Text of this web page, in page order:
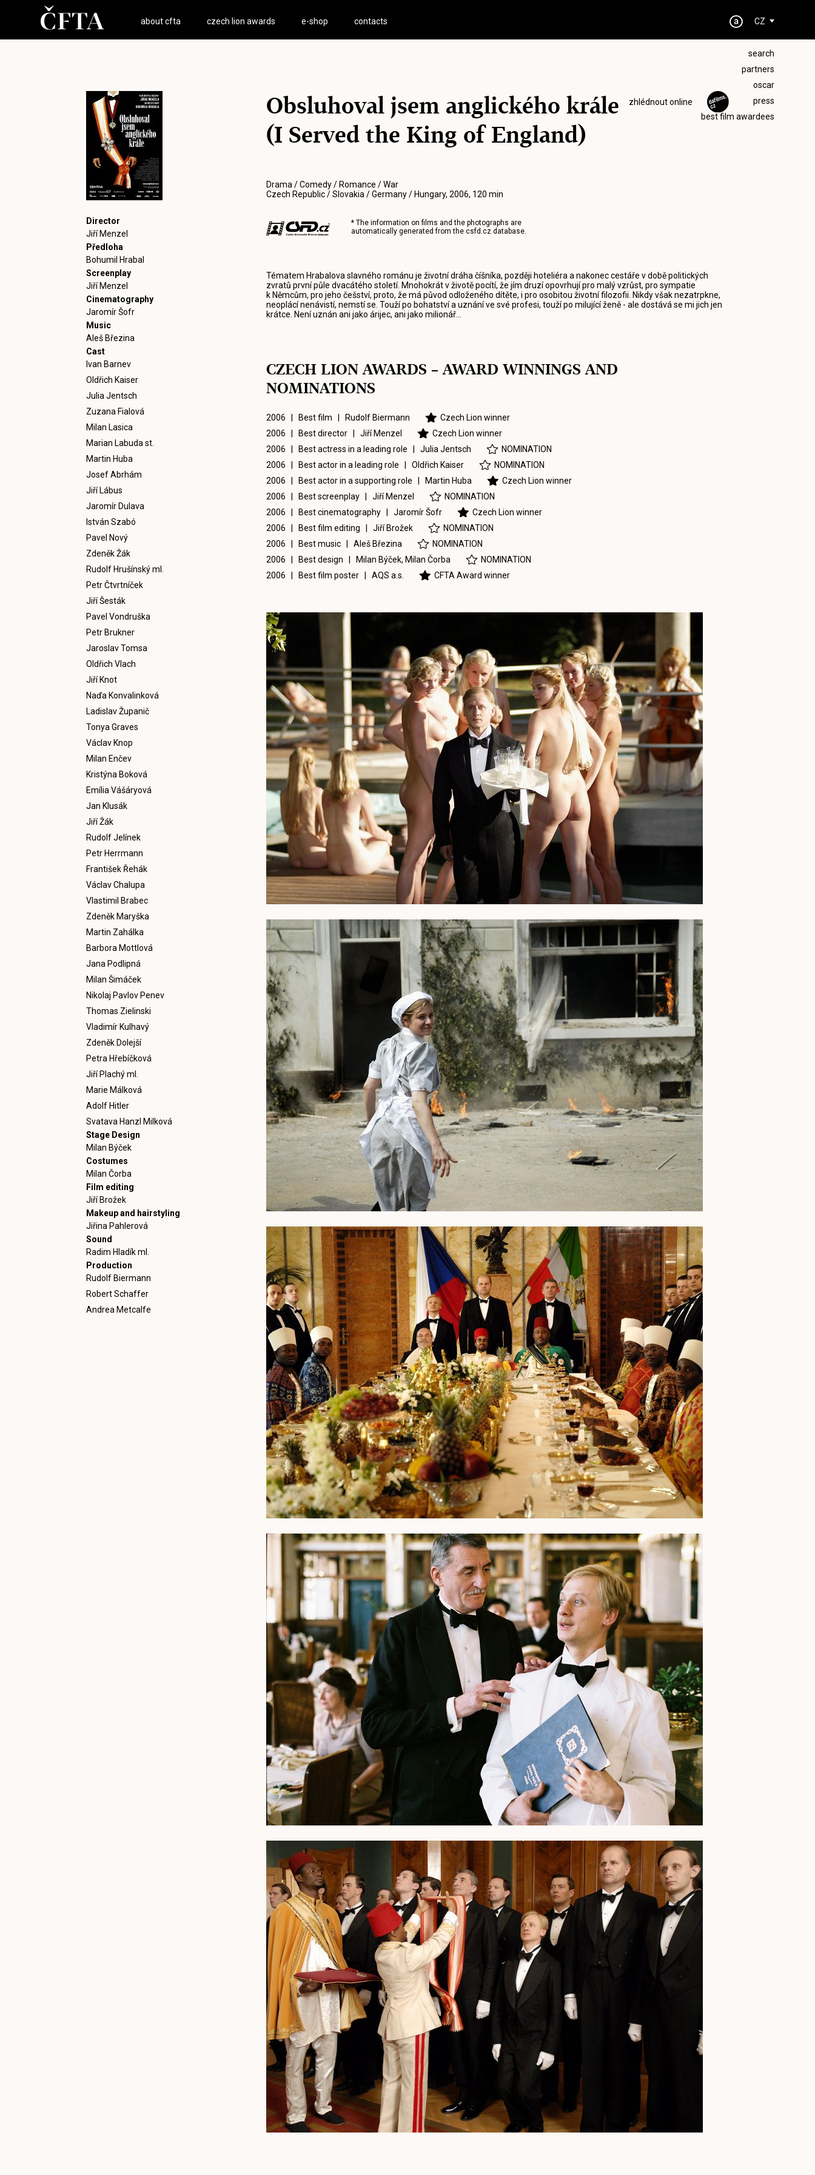
about cfta czech lion awards e-shop contacts CZ
search
partners
oscar
press
best film awardees
Director
Jiří Menzel
Předloha
Bohumil Hrabal
Screenplay
Jiří Menzel
Cinematography
Jaromír Šofr
Music
Aleš Březina
Cast
Ivan Barnev
Oldřich Kaiser
Julia Jentsch
Zuzana Fialová
Milan Lasica
Marian Labuda st.
Martin Huba
Josef Abrhám
Jiří Lábus
Jaromír Dulava
István Szabó
Pavel Nový
Zdeněk Žák
Rudolf Hrušínský ml.
Petr Čtvrtníček
Jiří Šesták
Pavel Vondruška
Petr Brukner
Jaroslav Tomsa
Oldřich Vlach
Jiří Knot
Naďa Konvalinková
Ladislav Županič
Tonya Graves
Václav Knop
Milan Enčev
Kristýna Boková
Emília Vášáryová
Jan Klusák
Jiří Žák
Rudolf Jelínek
Petr Herrmann
František Řehák
Václav Chalupa
Vlastimil Brabec
Zdeněk Maryška
Martin Zahálka
Barbora Mottlová
Jana Podlipná
Milan Šimáček
Nikolaj Pavlov Penev
Thomas Zielinski
Vladimír Kulhavý
Zdeněk Dolejší
Petra Hřebíčková
Jiří Plachý ml.
Marie Málková
Adolf Hitler
Svatava Hanzl Milková
Stage Design
Milan Býček
Costumes
Milan Čorba
Film editing
Jiří Brožek
Makeup and hairstyling
Jiřina Pahlerová
Sound
Radim Hladík ml.
Production
Rudolf Biermann
Robert Schaffer
Andrea Metcalfe
zhlédnout online
Obsluhoval jsem anglického krále
(I Served the King of England)
Drama / Comedy / Romance / War
Czech Republic / Slovakia / Germany / Hungary, 2006, 120 min
* The information on films and the photographs are
automatically generated from the csfd.czdatabase.
Tématem Hrabalova slavného románu je životní dráha číšníka, později hoteliéra a nakonec cestáře v době politických
zvratů první půle dvacátého století. Mnohokrát v životě pocítí, že jím druzí opovrhují pro malý vzrůst, pro sympatie
k Němcům, pro jeho češství, proto, že má původ odloženého dítěte, i pro osobitou životní filozofii. Nikdy však nezatrpkne,
neoplácí nenávistí, nemstí se. Touží po bohatství a uznání ve své profesi, touží po milující ženě - ale dostává se mi jich jen
krátce. Není uznán ani jako árijec, ani jako milionář...
CZECH LION AWARDS – AWARD WINNINGS AND
NOMINATIONS
2006 | Best film | Rudolf Biermann
Czech Lion winner
2006 | Best director | Jiří Menzel
Czech Lion winner
2006 | Best actress in a leading role | Julia Jentsch
NOMINATION
2006 | Best actor in a leading role | Oldřich Kaiser
NOMINATION
2006 | Best actor in a supporting role |
Martin Huba
Czech Lion winner
2006 | Best screenplay | Jiří Menzel
NOMINATION
2006 | Best cinematography | Jaromír Šofr
Czech Lion winner
2006 | Best film editing | Jiří Brožek
NOMINATION
2006 | Best music | Aleš Březina
NOMINATION
2006 | Best design |
Milan Býček, Milan Čorba
NOMINATION
2006 | Best film poster | AQS a.s. CFTA Award winner